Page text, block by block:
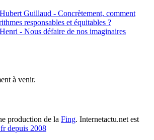
Hubert Guillaud - Concrètement, comment
responsables et équitables ?
Henri - Nous défaire de nos imaginaires
à venir.
production de la Fing. Internetactu.net est
depuis 2008